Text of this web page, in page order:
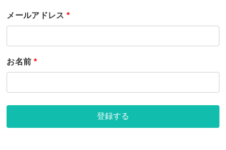
メールアドレス *
お名前 *
登録する